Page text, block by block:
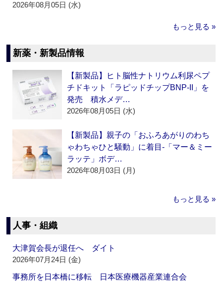
2026年08月05日 (水)
もっと見る »
新薬・新製品情報
【新製品】ヒト脳性ナトリウム利尿ペプ
チドキット「ラピッドチップBNP-II」を
発売 積水メデ…
2026年08月05日 (水)
【新製品】親子の「おふろあがりのわち
ゃわちゃひと騒動」に着目‐「マー＆ミー
ラッテ」ボデ…
2026年08月03日 (月)
もっと見る »
人事・組織
大津賀会長が退任へ ダイト
2026年07月24日 (金)
事務所を日本橋に移転 日本医療機器産業連合会